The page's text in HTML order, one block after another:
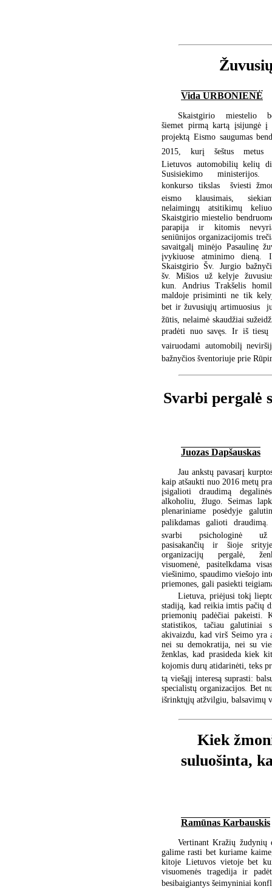
Vida URBONIENĖ
Skaistgirio miestelio
šiemet pirmą kartą įsijungė į
projektą Eismo saugumas
2015, kurį šeštus metus
Lietuvos automobilių kelių
Susisiekimo ministerijos.
konkurso tikslas  šviesti
eismo klausimais,
nelaimingų atsitikimų
Skaistgirio miestelio
parapija ir kitomis
seniūnijos organizacijomis
savaitgalį minėjo Pasaulinę
įvykiuose atminimo dieną.
Skaistgirio Šv. Jurgio
šv. Mišios už kelyje
kun. Andrius Trakšelis
maldoje prisiminti ne tik
bet ir žuvusiųjų artimuosius 
žūtis, nelaimė skaudžiai
pradėti nuo savęs. Ir iš
vairuodami automobilį
bažnyčios šventoriuje prie
Svarbi pergalė
Juozas Dapšauskas
Jau ankstų pavasarį
kaip atšaukti nuo 2016 metų
įsigalioti draudimą
alkoholiu, žlugo. Seimas
plenariniame posėdyje
palikdamas galioti
svarbi psichologinė
pasisakančių ir šioje
organizacijų pergalė,
visuomenė, pasitelkdama
viešinimo, spaudimo viešojo
priemones, gali pasiekti
Lietuva, priėjusi tokį
stadiją, kad reikia imtis pačių
priemonių padėčiai
statistikos, tačiau galutiniai
akivaizdu, kad virš Seimo yra
nei su demokratija, nei su
ženklas, kad prasideda kiek
kojomis durų atidarinėti, teks
tą viešąjį interesą suprasti:
specialistų organizacijos. Bet
išrinktųjų atžvilgiu, balsavimų
Kiek
suluošinta,
Ramūnas Karbauskis
Vertinant Kražių žudynių
galime rasti bet kuriame
kitoje Lietuvos vietoje bet
visuomenės tragedija ir
besibaigiantys šeimyniniai